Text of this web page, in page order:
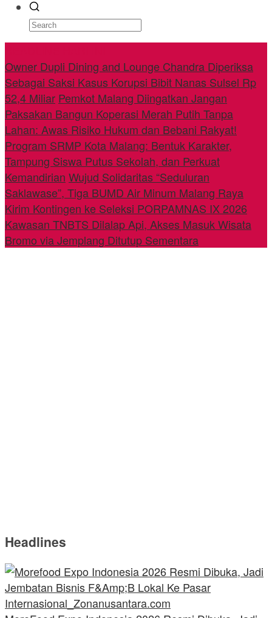
Owner Dupli Dining and Lounge Chandra Diperiksa
Sebagai Saksi Kasus Korupsi Bibit Nanas Sulsel Rp
52,4 Miliar Pemkot Malang Diingatkan Jangan
Paksakan Bangun Koperasi Merah Putih Tanpa
Lahan: Awas Risiko Hukum dan Bebani Rakyat!
Program SRMP Kota Malang: Bentuk Karakter,
Tampung Siswa Putus Sekolah, dan Perkuat
Kemandirian Wujud Solidaritas “Seduluran
Saklawase”, Tiga BUMD Air Minum Malang Raya
Kirim Kontingen ke Seleksi PORPAMNAS IX 2026
Kawasan TNBTS Dilalap Api, Akses Masuk Wisata
Bromo via Jemplang Ditutup Sementara
Headlines